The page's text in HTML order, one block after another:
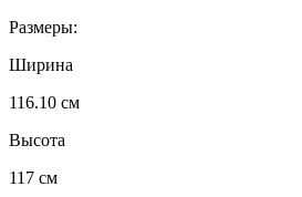
Размеры:
Ширина
116.10 см
Высота
117 см